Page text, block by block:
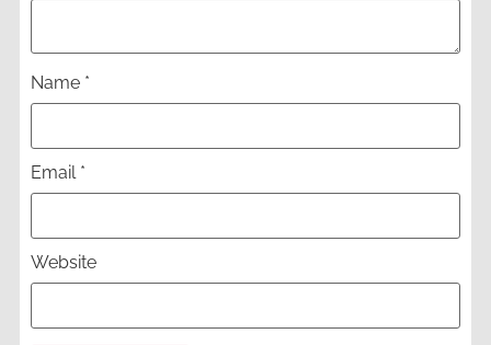
Name *
Email *
Website